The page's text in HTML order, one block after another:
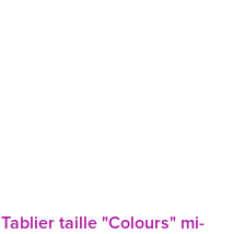
Tablier taille "Colours" mi-